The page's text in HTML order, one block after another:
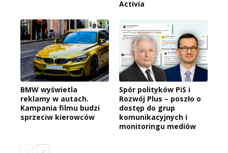
Activia
BMW wyświetla
reklamy w autach.
Kampania filmu budzi
sprzeciw kierowców
Spór polityków PiS i
Rozwój Plus – poszło o
dostęp do grup
komunikacyjnych i
monitoringu mediów